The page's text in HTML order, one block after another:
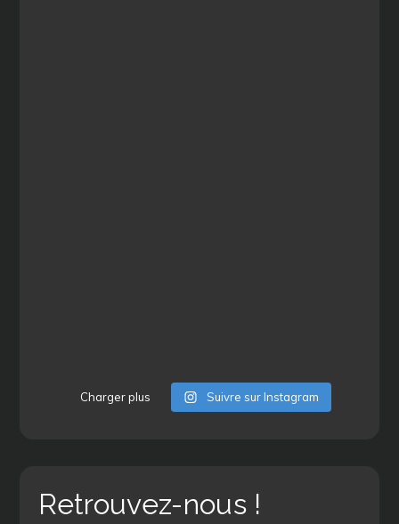
Charger plus Suivre sur Instagram
Retrouvez-nous !